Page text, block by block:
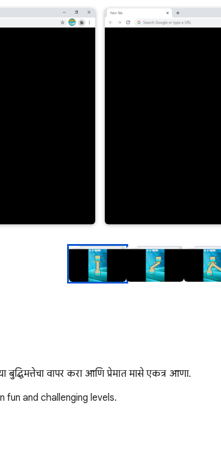
वापर करा आणि प्रेमात मासे एकत्र आणा.
fun and challenging levels.